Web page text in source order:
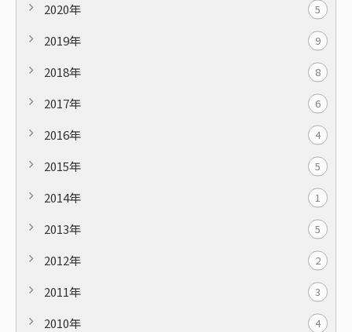
2020年 5
2019年 9
2018年 8
2017年 6
2016年 4
2015年 5
2014年 1
2013年 5
2012年 2
2011年 3
2010年 4